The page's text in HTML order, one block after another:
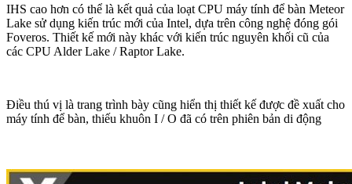
IHS cao hơn có thể là kết quả của loạt CPU máy tính để bàn Meteor
Lake sử dụng kiến trúc mới của Intel, dựa trên công nghệ đóng gói
Foveros. Thiết kế mới này khác với kiến trúc nguyên khối cũ của
các CPU Alder Lake / Raptor Lake.
Điều thú vị là trang trình bày cũng hiển thị thiết kế được đề xuất cho
máy tính để bàn, thiếu khuôn I / O đã có trên phiên bản di động